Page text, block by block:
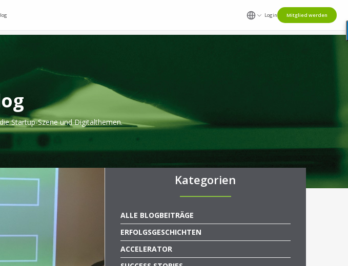
Login Mitglied werden
Startup-Szene und Digitalthemen.
Kategorien
ALLE BLOGBEITRÄGE
ERFOLGSGESCHICHTEN
ACCELERATOR